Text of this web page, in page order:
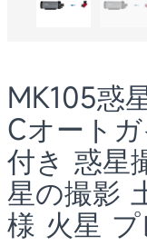
MK105惑
Cオート
付き 惑星
星の撮影
様 火星